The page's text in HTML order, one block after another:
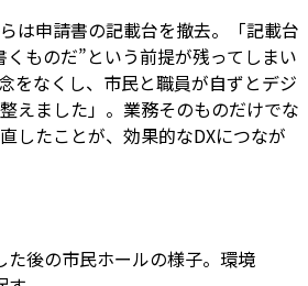
は申請書の記載台を撤去。「記載台
ものだ”という前提が残ってしまい
をなくし、市民と職員が自ずとデジ
えました」。業務そのものだけでな
したことが、効果的なDXにつなが
後の市民ホールの様子。環境